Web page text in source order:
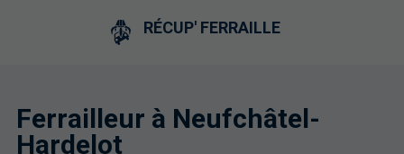
RÉCUP' FERRAILLE
Ferrailleur à Neufchâtel-
Hardelot